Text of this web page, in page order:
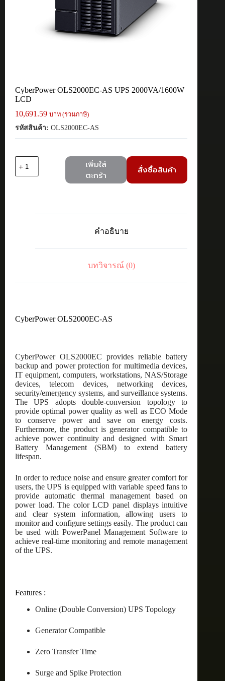
CyberPower OLS2000EC-AS UPS 2000VA/1600W
LCD
10,691.59 บาท (รวมภาษี)
รหัสสินค้า: OLS2000EC-AS
CyberPower
เพิ่มใส่
ตะกร้า
สั่งซื้อสินค้า
คำอธิบาย
บทวิจารณ์ (0)
CyberPower OLS2000EC-AS
CyberPower OLS2000EC provides reliable battery
backup and power protection for multimedia devices,
IT equipment, computers, workstations, NAS/Storage
devices, telecom devices, networking devices,
security/emergency systems, and surveillance systems.
The UPS adopts double-conversion topology to
provide optimal power quality as well as ECO Mode
to conserve power and save on energy costs.
Furthermore, the product is generator compatible to
achieve power continuity and designed with Smart
Battery Management (SBM) to extend battery
lifespan.
In order to reduce noise and ensure greater comfort for
users, the UPS is equipped with variable speed fans to
provide automatic thermal management based on
power load. The color LCD panel displays intuitive
and clear system information, allowing users to
monitor and configure settings easily. The product can
be used with PowerPanel Management Software to
achieve real-time monitoring and remote management
of the UPS.
Features :
Online (Double Conversion) UPS Topology
Generator Compatible
Zero Transfer Time
Surge and Spike Protection